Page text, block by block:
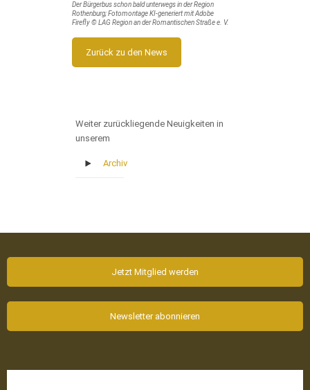
Der Bürgerbus schon bald unterwegs in der Region
Rothenburg; Fotomontage KI-generiert mit Adobe
Firefly© LAG Region an der Romantischen Straße e. V.
Zurück zu den News
Weiter zurückliegende Neuigkeiten in
unserem
Archiv
Jetzt Mitglied werden
Newsletter abonnieren